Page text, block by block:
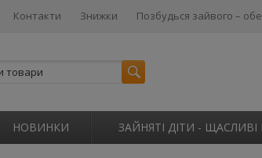
Контакти Знижки Позбудься зайвого –
НОВИНКИ ЗАЙНЯТІ ДІТИ -